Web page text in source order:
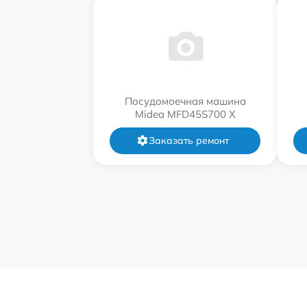
Посудомоечная машина
Midea MFD45S700 X
Заказать ремонт